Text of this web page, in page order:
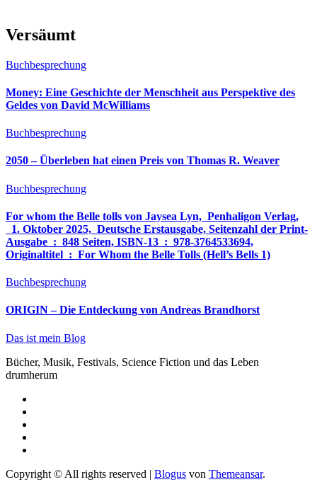
Versäumt
Buchbesprechung
Money: Eine Geschichte der Menschheit aus Perspektive des
Geldes von David McWilliams
Buchbesprechung
2050 – Überleben hat einen Preis von Thomas R. Weaver
Buchbesprechung
For whom the Belle tolls von Jaysea Lyn, ‎ Penhaligon Verlag,
‎ 1. Oktober 2025, ‎ Deutsche Erstausgabe, Seitenzahl der Print-
Ausgabe ‏ : ‎ 848 Seiten, ISBN-13 ‏ : ‎ 978-3764533694,
Originaltitel ‏ : ‎ For Whom the Belle Tolls (Hell’s Bells 1)
Buchbesprechung
ORIGIN – Die Entdeckung von Andreas Brandhorst
Das ist mein Blog
Bücher, Musik, Festivals, Science Fiction und das Leben
drumherum
Copyright © All rights reserved | Blogus von Themeansar.